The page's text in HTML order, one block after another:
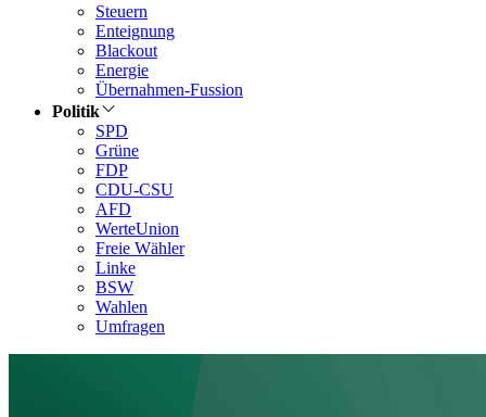
Steuern
Enteignung
Blackout
Energie
Übernahmen-Fussion
Politik
SPD
Grüne
FDP
CDU-CSU
AFD
WerteUnion
Freie Wähler
Linke
BSW
Wahlen
Umfragen